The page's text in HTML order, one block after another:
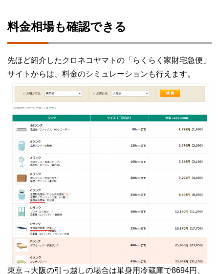
料金相場も確認できる
先ほど紹介したクロネコヤマトの「らくらく家財宅急便」
サイトからは、料金のシミュレーションも行えます。
東京→大阪の引っ越しの場合は単身用冷蔵庫で8694円、